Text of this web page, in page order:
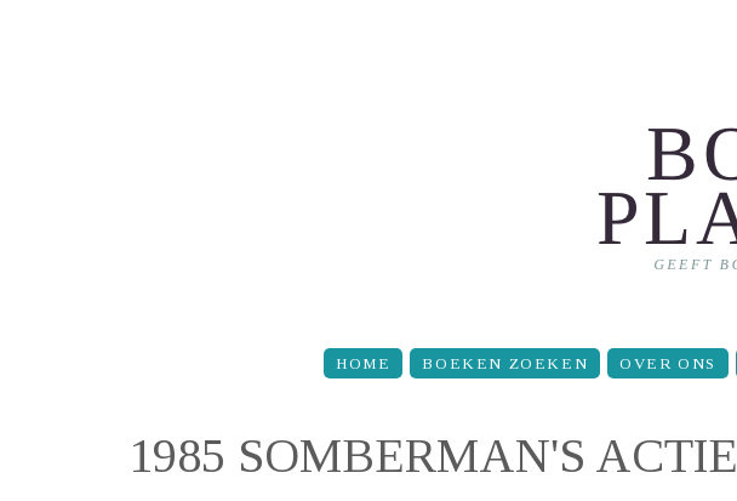
HOME BOEKEN ZOEKEN OVER ONS
1985 SOMBERMAN'S ACTIE